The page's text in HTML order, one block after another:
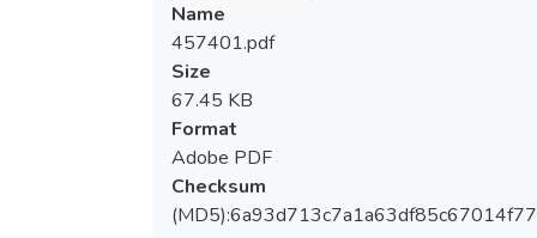
Name
457401.pdf
Size
67.45 KB
Format
Adobe PDF
Checksum